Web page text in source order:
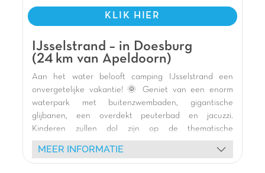
Pluspunten
Op 4 km het centrum van Voorthuizen
Animatie tijdens aangegeven periodes inbegrepen
Aan de rand van de Veluwe
KLIK HIER
IJsselstrand – in Doesburg
(24 km van Apeldoorn)
Aan het water belooft camping IJsselstrand een
onvergetelijke vakantie! 🌞 Geniet van een enorm
waterpark met buitenzwembaden, gigantische
glijbanen, een overdekt peuterbad en jacuzzi.
Kinderen zullen dol zijn op de thematische
speeltuinen (kasteel, ooievaar, Vikingschip) en de
binnenspeeltuin voor plezier bij elk weer. 🎢
MEER INFORMATIE